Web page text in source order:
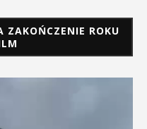
ZAKOŃCZENIE ROKU